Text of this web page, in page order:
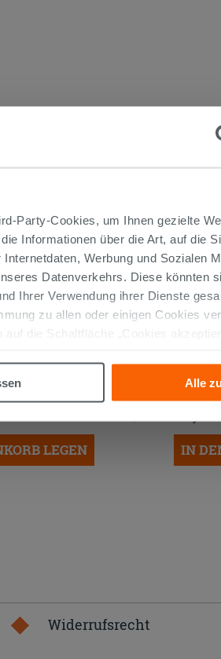
Party-Cookies, um Ihnen gezielte
Informationen über die Art, auf die
Werbung und Sozialen
Datenverkehrs. Diese könnten
Ihrer Verwendung ihrer Dienste
zu allen oder einigen Cookies
die Schaltfläche „Cookies
Alle
KAUFTEN AUCH...
LEGEN
DEM
CHROM
IN
Widerrufsrecht